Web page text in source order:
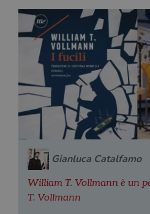
Gianluca Catalfamo
William T. Vollmann è un
T. Vollmann